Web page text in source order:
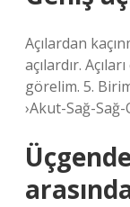
Açılardan
açılardır.
görelim. 5.
›Akut-Sağ-